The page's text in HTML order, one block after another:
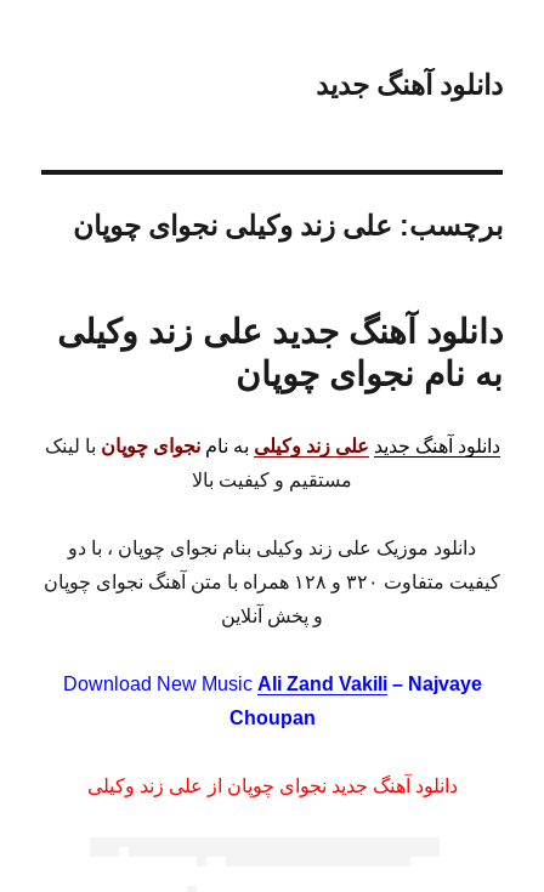
دانلود آهنگ جدید
برچسب: علی زند وکیلی نجوای چوپان
دانلود آهنگ جدید علی زند وکیلی
به نام نجوای چوپان
دانلود آهنگ جدید علی زند وکیلی به نامنجوای چوپان با لینک
مستقیم و کیفیت بالا
دانلود موزیک علی زند وکیلی بنام نجوای چوپان ، با دو
کیفیت متفاوت ۳۲۰ و ۱۲۸ همراه با متن آهنگ نجوای چوپان
و پخش آنلاین
Download New Music Ali Zand Vakili– Najvaye
Choupan
دانلود آهنگ جدید نجوای چوپان از علی زند وکیلی